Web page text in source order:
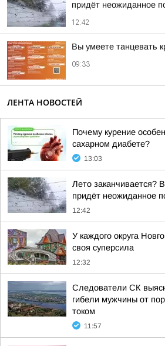
придёт неожиданное
12:42
Вы умеете танцевать
09:33
ЛЕНТА НОВОСТЕЙ
Почему курение
сахарном диабете?
13:03
Лето заканчивается?
придёт неожиданное
12:42
У каждого округа
своя суперсила
12:32
Следователи СК
гибели мужчины от
током
11:57